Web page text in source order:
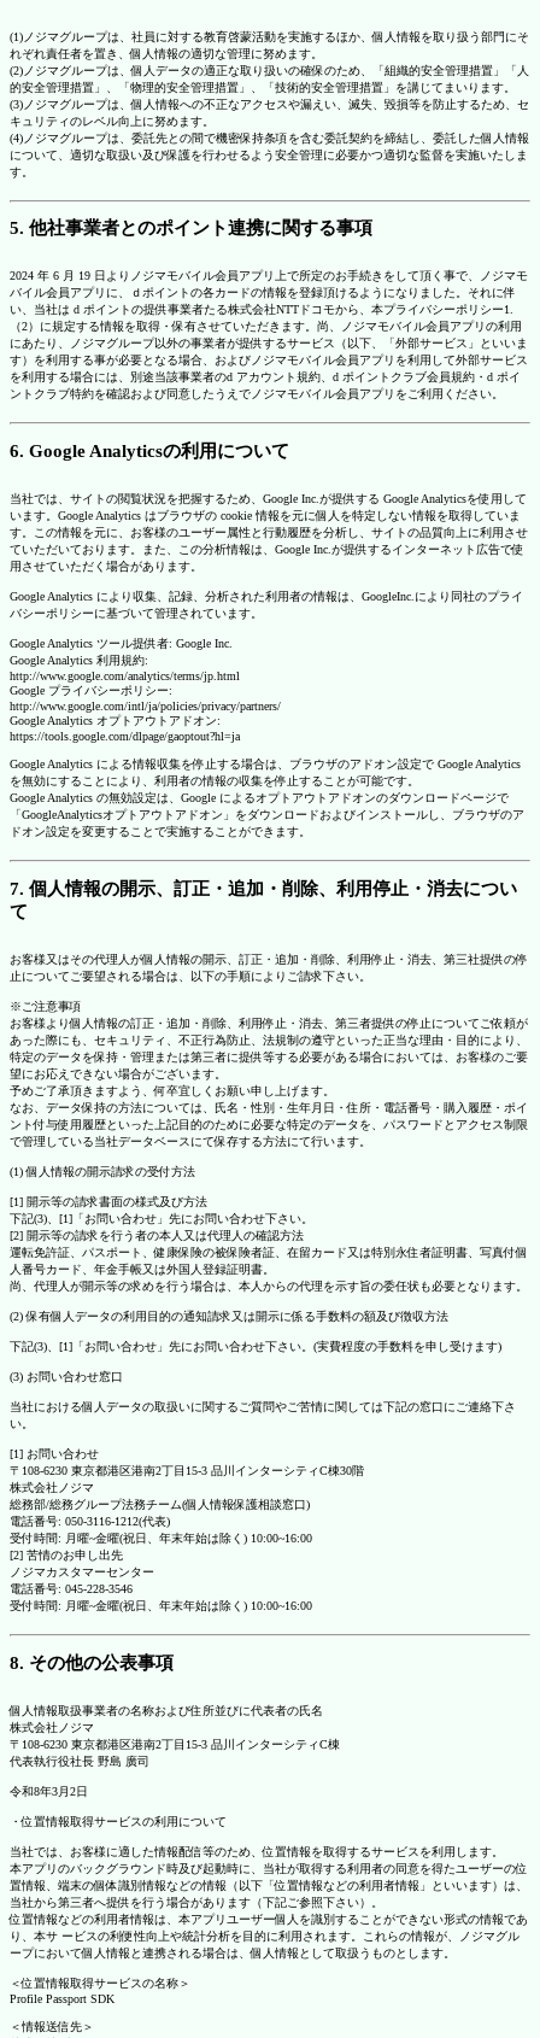
(1)ノジマグループは、社員に対する教育啓蒙活動を実施するほか、個人情報を取り扱う部門にそ
れぞれ責任者を置き、個人情報の適切な管理に努めます。
(2)ノジマグループは、個人データの適正な取り扱いの確保のため、「組織的安全管理措置」「人
的安全管理措置」、「物理的安全管理措置」、「技術的安全管理措置」を講じてまいります。
(3)ノジマグループは、個人情報への不正なアクセスや漏えい、滅失、毀損等を防止するため、セ
キュリティのレベル向上に努めます。
(4)ノジマグループは、委託先との間で機密保持条項を含む委託契約を締結し、委託した個人情報
について、適切な取扱い及び保護を行わせるよう安全管理に必要かつ適切な監督を実施いたしま
す。
5. 他社事業者とのポイント連携に関する事項
2024 年 6 月 19 日よりノジマモバイル会員アプリ上で所定のお手続きをして頂く事で、ノジマモ
バイル会員アプリに、ｄポイントの各カードの情報を登録頂けるようになりました。それに伴
い、当社は d ポイントの提供事業者たる株式会社NTTドコモから、本プライバシーポリシー1.
（2）に規定する情報を取得・保有させていただきます。尚、ノジマモバイル会員アプリの利用
にあたり、ノジマグループ以外の事業者が提供するサービス（以下、「外部サービス」といいま
す）を利用する事が必要となる場合、およびノジマモバイル会員アプリを利用して外部サービス
を利用する場合には、別途当該事業者のd アカウント規約、d ポイントクラブ会員規約・d ポイ
ントクラブ特約を確認および同意したうえでノジマモバイル会員アプリをご利用ください。
6. Google Analyticsの利用について
当社では、サイトの閲覧状況を把握するため、Google Inc.が提供する Google Analyticsを使用して
います。Google Analytics はブラウザの cookie 情報を元に個人を特定しない情報を取得していま
す。この情報を元に、お客様のユーザー属性と行動履歴を分析し、サイトの品質向上に利用させ
ていただいております。また、この分析情報は、Google Inc.が提供するインターネット広告で使
用させていただく場合があります。
Google Analytics により収集、記録、分析された利用者の情報は、GoogleInc.により同社のプライ
バシーポリシーに基づいて管理されています。
Google Analytics ツール提供者: Google Inc.
Google Analytics 利用規約:
http://www.google.com/analytics/terms/jp.html
Google プライバシーポリシー:
http://www.google.com/intl/ja/policies/privacy/partners/
Google Analytics オプトアウトアドオン:
https://tools.google.com/dlpage/gaoptout?hl=ja
Google Analytics による情報収集を停止する場合は、ブラウザのアドオン設定で Google Analytics
を無効にすることにより、利用者の情報の収集を停止することが可能です。
Google Analytics の無効設定は、Google によるオプトアウトアドオンのダウンロードページで
「GoogleAnalyticsオプトアウトアドオン」をダウンロードおよびインストールし、ブラウザのア
ドオン設定を変更することで実施することができます。
7. 個人情報の開示、訂正・追加・削除、利用停止・消去につい
て
お客様又はその代理人が個人情報の開示、訂正・追加・削除、利用停止・消去、第三社提供の停
止についてご要望される場合は、以下の手順によりご請求下さい。
※ご注意事項
お客様より個人情報の訂正・追加・削除、利用停止・消去、第三者提供の停止についてご依頼が
あった際にも、セキュリティ、不正行為防止、法規制の遵守といった正当な理由・目的により、
特定のデータを保持・管理または第三者に提供等する必要がある場合においては、お客様のご要
望にお応えできない場合がございます。
予めご了承頂きますよう、何卒宜しくお願い申し上げます。
なお、データ保持の方法については、氏名・性別・生年月日・住所・電話番号・購入履歴・ポイ
ント付与使用履歴といった上記目的のために必要な特定のデータを、パスワードとアクセス制限
で管理している当社データベースにて保存する方法にて行います。
(1) 個人情報の開示請求の受付方法
[1] 開示等の請求書面の様式及び方法
下記(3)、[1]「お問い合わせ」先にお問い合わせ下さい。
[2] 開示等の請求を行う者の本人又は代理人の確認方法
運転免許証、パスポート、健康保険の被保険者証、在留カード又は特別永住者証明書、写真付個
人番号カード、年金手帳又は外国人登録証明書。
尚、代理人が開示等の求めを行う場合は、本人からの代理を示す旨の委任状も必要となります。
(2) 保有個人データの利用目的の通知請求又は開示に係る手数料の額及び徴収方法
下記(3)、[1]「お問い合わせ」先にお問い合わせ下さい。(実費程度の手数料を申し受けます)
(3) お問い合わせ窓口
当社における個人データの取扱いに関するご質問やご苦情に関しては下記の窓口にご連絡下さ
い。
[1] お問い合わせ
〒108-6230 東京都港区港南2丁目15-3 品川インターシティC棟30階
株式会社ノジマ
総務部/総務グループ法務チーム(個人情報保護相談窓口)
電話番号: 050-3116-1212(代表)
受付時間: 月曜~金曜(祝日、年末年始は除く) 10:00~16:00
[2] 苦情のお申し出先
ノジマカスタマーセンター
電話番号: 045-228-3546
受付時間: 月曜~金曜(祝日、年末年始は除く) 10:00~16:00
8. その他の公表事項
個人情報取扱事業者の名称および住所並びに代表者の氏名
株式会社ノジマ
〒108-6230 東京都港区港南2丁目15-3 品川インターシティC棟
代表執行役社長 野島 廣司
令和8年3月2日
・位置情報取得サービスの利用について
当社では、お客様に適した情報配信等のため、位置情報を取得するサービスを利用します。
本アプリのバックグラウンド時及び起動時に、当社が取得する利用者の同意を得たユーザーの位
置情報、端末の個体識別情報などの情報（以下「位置情報などの利用者情報」といいます）は、
当社から第三者へ提供を行う場合があります（下記ご参照下さい）。
位置情報などの利用者情報は、本アプリユーザー個人を識別することができない形式の情報であ
り、本サ ービスの利便性向上や統計分析を目的に利用されます。これらの情報が、ノジマグル
ープにおいて個人情報と連携される場合は、個人情報として取扱うものとします。
＜位置情報取得サービスの名称＞
Profile Passport SDK
＜情報送信先＞